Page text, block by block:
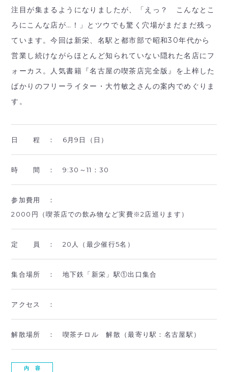
注目が集まるようになりましたが、「えっ？ こんなとこ
ろにこんな店が…！」とツウでも驚く穴場がまだまだ残っ
ています。今回は新栄、名駅と都市部で昭和30年代から
営業し続けながらほとんど知られていない隠れた名店にフ
ォーカス。人気書籍『名古屋の喫茶店完全版』を上梓した
ばかりのフリーライター・大竹敏之さんの案内でめぐりま
す。
日 程 ： 6月9日（日）
時 間 ： 9:30～11：30
参加費用 ：
2000円（喫茶店での飲み物など実費※2店巡ります）
定 員 ： 20人（最少催行5名）
集合場所 ： 地下鉄「新栄」駅①出口集合
アクセス ：
解散場所 ： 喫茶チロル 解散（最寄り駅：名古屋駅）
内 容